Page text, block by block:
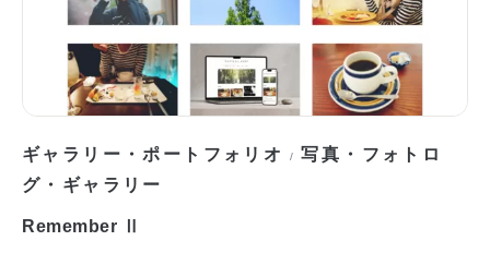
ギャラリー・ポートフォリオ /写真・フォトロ
グ・ギャラリー
Remember Ⅱ